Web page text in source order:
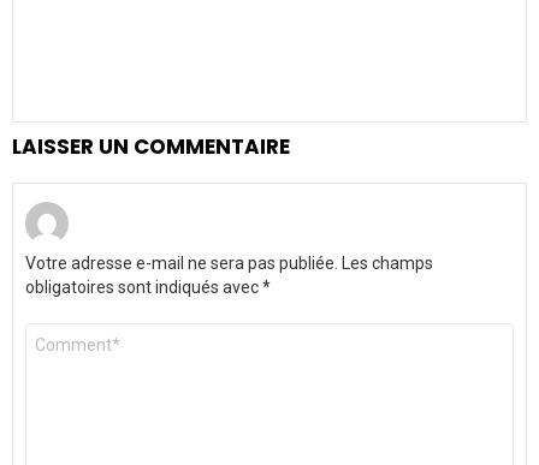
LAISSER UN COMMENTAIRE
Votre adresse e-mail ne sera pas publiée.
Les champs
obligatoires sont indiqués avec*
Commentaire